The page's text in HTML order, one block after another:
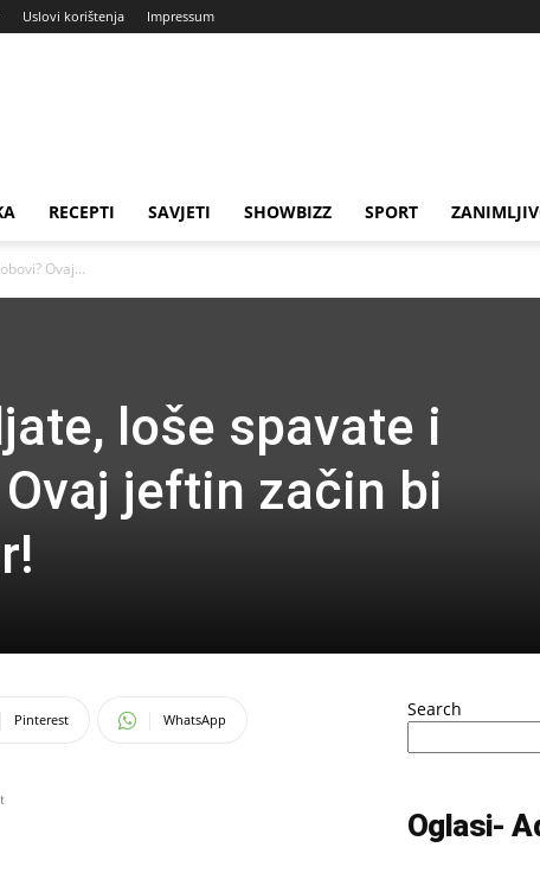
Uslovi korištenja Impressum
RECEPTI SAVJETI SHOWBIZZ SPORT
Ovaj...
loše spavate i
jeftin začin bi
Pinterest WhatsApp
Search
Oglasi-